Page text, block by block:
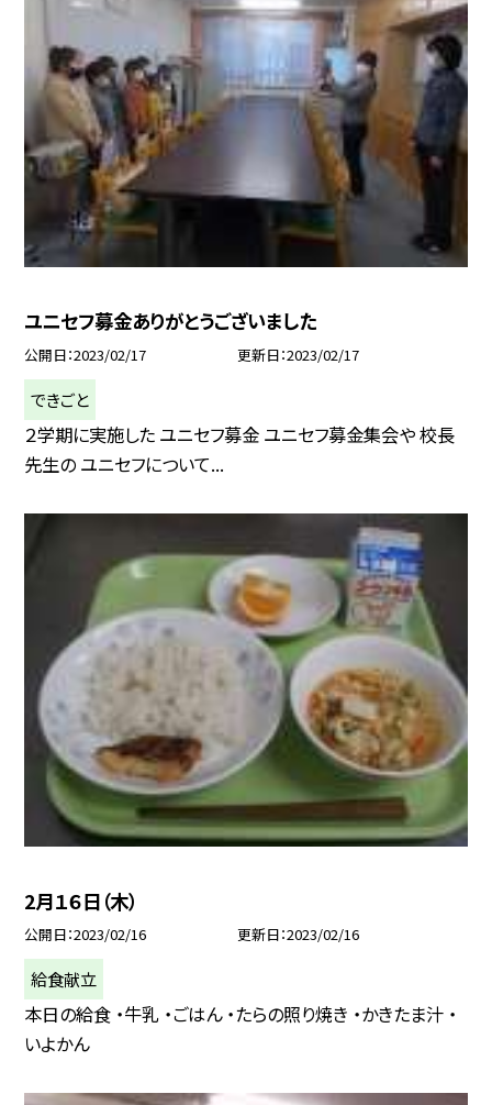
ユニセフ募金ありがとうございました
公開日 2023/02/17 更新日 2023/02/17
できごと
２学期に実施した ユニセフ募金 ユニセフ募金集会や 校長
先生の ユニセフについて...
2月１６日（木）
公開日 2023/02/16 更新日 2023/02/16
給食献立
本日の給食 ・牛乳 ・ごはん ・たらの照り焼き ・かきたま汁 ・
いよかん